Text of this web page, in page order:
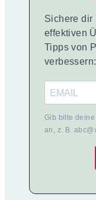
Sichere dir
effektiven
Tipps von
verbessern:
Gib bitte
an, z. B.